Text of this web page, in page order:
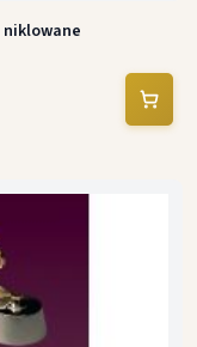
niklowane